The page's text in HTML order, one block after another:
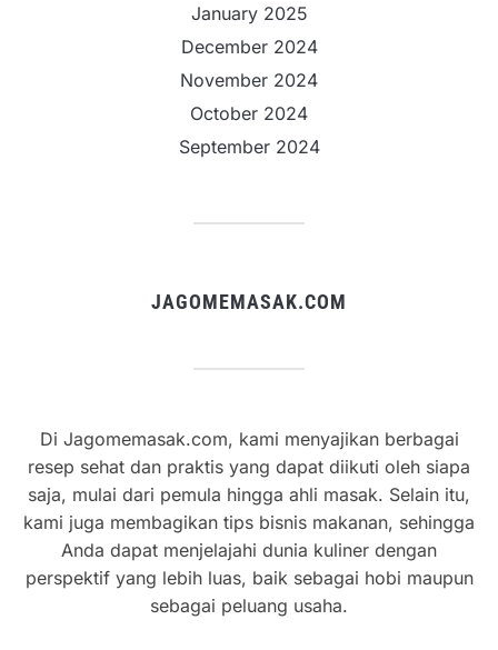
January 2025
December 2024
November 2024
October 2024
September 2024
JAGOMEMASAK.COM
Di Jagomemasak.com, kami menyajikan berbagai
resep sehat dan praktis yang dapat diikuti oleh siapa
saja, mulai dari pemula hingga ahli masak. Selain itu,
kami juga membagikan tips bisnis makanan, sehingga
Anda dapat menjelajahi dunia kuliner dengan
perspektif yang lebih luas, baik sebagai hobi maupun
sebagai peluang usaha.